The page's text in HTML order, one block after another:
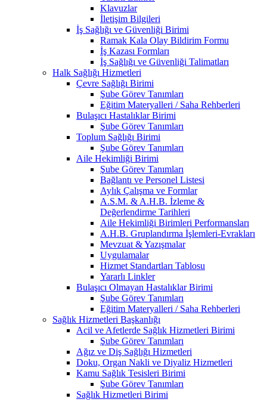
Klavuzlar
İletişim Bilgileri
İş Sağlığı ve Güvenliği Birimi
Ramak Kala Olay Bildirim Formu
İş Kazası Formları
İş Sağlığı ve Güvenliği Talimatları
Halk Sağlığı Hizmetleri
Çevre Sağlığı Birimi
Şube Görev Tanımları
Eğitim Materyalleri / Saha Rehberleri
Bulaşıcı Hastalıklar Birimi
Şube Görev Tanımları
Toplum Sağlığı Birimi
Şube Görev Tanımları
Aile Hekimliği Birimi
Şube Görev Tanımları
Bağlantı ve Personel Listesi
Aylık Çalışma ve Formlar
A.S.M. & A.H.B. İzleme &
Değerlendirme Tarihleri
Aile Hekimliği Birimleri Performansları
A.H.B. Gruplandırma İşlemleri-Evrakları
Mevzuat & Yazışmalar
Uygulamalar
Hizmet Standartları Tablosu
Yararlı Linkler
Bulaşıcı Olmayan Hastalıklar Birimi
Şube Görev Tanımları
Eğitim Materyalleri / Saha Rehberleri
Sağlık Hizmetleri Başkanlığı
Acil ve Afetlerde Sağlık Hizmetleri Birimi
Şube Görev Tanımları
Ağız ve Diş Sağlığı Hizmetleri
Doku, Organ Nakli ve Diyaliz Hizmetleri
Kamu Sağlık Tesisleri Birimi
Şube Görev Tanımları
Sağlık Hizmetleri Birimi